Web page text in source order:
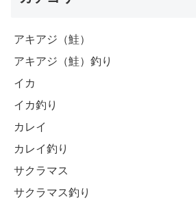
アキアジ（鮭）
アキアジ（鮭）釣り
イカ
イカ釣り
カレイ
カレイ釣り
サクラマス
サクラマス釣り